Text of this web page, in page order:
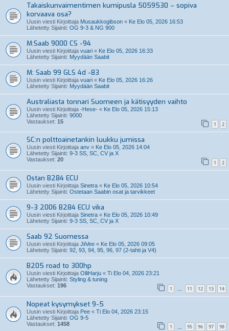
Takaiskunvaimentimen kumipusla 5059530 – sopiva
korvaava osa?
Uusin viesti Kirjoittaja Musaukkogibson « Ke Elo 05, 2026 16:53
Lähetetty Sijainti: OG 9-3 & NG 900
M:Saab 9000 CS -94
Uusin viesti Kirjoittaja vuari « Ke Elo 05, 2026 16:33
Lähetetty Sijainti: Myydään Saabit
M: Saab 99 GLS 4d -83
Uusin viesti Kirjoittaja vuari « Ke Elo 05, 2026 16:26
Lähetetty Sijainti: Myydään Saabit
Australiasta tonnari Suomeen ja kätisyyden vaihto
Uusin viesti Kirjoittaja -Hese- « Ke Elo 05, 2026 15:13
Lähetetty Sijainti: 9000
Vastaukset: 15 1 2
SC:n polttoainetankin luukku jumissa
Uusin viesti Kirjoittaja anv « Ke Elo 05, 2026 14:04
Lähetetty Sijainti: 9-3 SS, SC, CV ja X
Vastaukset: 20 1 2
Ostan B284 ECU
Uusin viesti Kirjoittaja Sinetra « Ke Elo 05, 2026 10:54
Lähetetty Sijainti: Ostetaan Saabin osat ja tarvikkeet
9-3 2006 B284 ECU vika
Uusin viesti Kirjoittaja Sinetra « Ke Elo 05, 2026 10:49
Lähetetty Sijainti: 9-3 SS, SC, CV ja X
Saab 92 Suomessa
Uusin viesti Kirjoittaja JiiVee « Ke Elo 05, 2026 09:05
Lähetetty Sijainti: 92, 93, 94, 95, 96, 97 (2-tahti ja V4)
B205 road to 300hp
Uusin viesti Kirjoittaja OlliHarju « Ti Elo 04, 2026 23:21
Lähetetty Sijainti: Styling & tuning
Vastaukset: 196 1 … 11 12 13 14
Nopeat kysymykset 9-5
Uusin viesti Kirjoittaja Pee « Ti Elo 04, 2026 23:15
Lähetetty Sijainti: OG 9-5
Vastaukset: 1458 1 95 96 97 98